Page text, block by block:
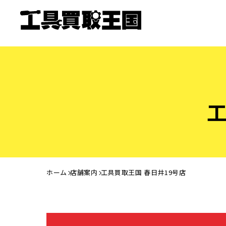
ホーム 店舗案内 工具買取王国 春日井19号店